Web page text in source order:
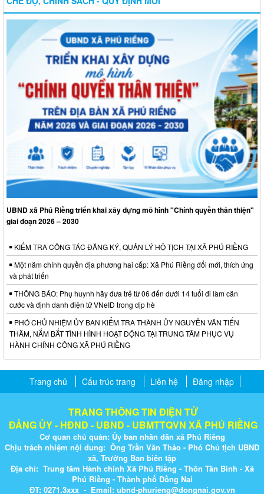
UBND xã Phú Riềng triển khai xây dựng mô hình "Chính quyền thân thiện"
giai đoạn 2026 – 2030
KIỂM TRA CÔNG TÁC ĐĂNG KÝ, QUẢN LÝ HỘ TỊCH TẠI XÃ PHÚ RIỀNG
Một năm chính quyền địa phương hai cấp: Xã Phú Riềng đổi mới, thích ứng
và phát triển
THÔNG BÁO: Phụ huynh hãy đưa trẻ từ 06 đến dưới 14 tuổi đi làm căn
cước và định danh điện tử VNeID trong dịp hè
PHÓ CHỦ NHIỆM ỦY BAN KIỂM TRA THÀNH ỦY NGUYỄN VĂN TIẾN
THĂM, NẮM BẮT TÌNH HÌNH HOẠT ĐỘNG TẠI TRUNG TÂM PHỤC VỤ
HÀNH CHÍNH CÔNG XÃ PHÚ RIỀNG
Trang chủ Cấu trúc trang Liên hệ Đăng nhập
TRANG THÔNG TIN ĐIỆN TỬ
ĐẢNG ỦY - HĐND - UBND - UBMTTQVN XÃ PHÚ RIỀNG
Cơ quan chủ quản: Ủy ban nhân dân xã Phú Riềng
Chịu trách nhiệm nội dung: Ông Trần Văn Thảo - Phó Chủ tịch UBND
xã, Trưởng Ban biên tập
Địa chỉ: Trung tâm Hành chính Xã Phú Riềng - Thôn Tân Bình - Xã
Phú Riềng - Thành phố Đồng Nai
ĐT: 0271.3xxx - Email: ubnd-phurieng@dongnai.gov.vn​